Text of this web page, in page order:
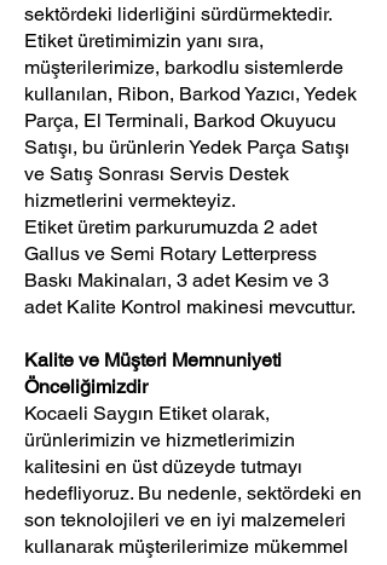
sektördeki liderliğini sürdürmektedir.
Etiket üretimimizin yanı sıra,
müşterilerimize, barkodlu sistemlerde
kullanılan, Ribon, Barkod Yazıcı, Yedek
Parça, El Terminali, Barkod Okuyucu
Satışı, bu ürünlerin Yedek Parça Satışı
ve Satış Sonrası Servis Destek
hizmetlerini vermekteyiz.
Etiket üretim parkurumuzda 2 adet
Gallus ve Semi Rotary Letterpress
Baskı Makinaları, 3 adet Kesim ve 3
adet Kalite Kontrol makinesi mevcuttur.
Kalite ve Müşteri Memnuniyeti
Önceliğimizdir
Kocaeli Saygın Etiket olarak,
ürünlerimizin ve hizmetlerimizin
kalitesini en üst düzeyde tutmayı
hedefliyoruz. Bu nedenle, sektördeki en
son teknolojileri ve en iyi malzemeleri
kullanarak müşterilerimize mükemmel